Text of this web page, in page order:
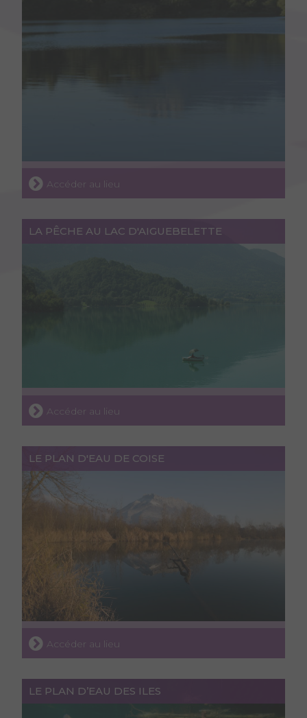
Accéder au lieu
LA PÊCHE AU LAC D'AIGUEBELETTE
Accéder au lieu
LE PLAN D'EAU DE COISE
Accéder au lieu
LE PLAN D’EAU DES ILES